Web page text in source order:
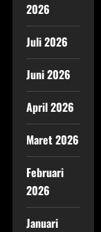
2026
Juli 2026
Juni 2026
April 2026
Maret 2026
Februari
2026
Januari